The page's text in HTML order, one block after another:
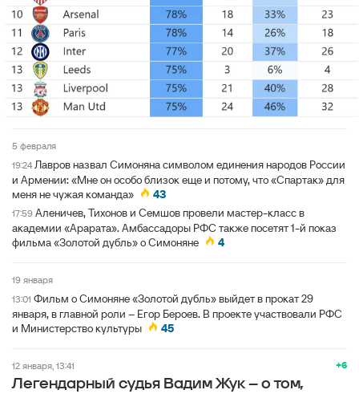
5 февраля
19:24 Лавров назвал Симоняна символом единения народов России
и Армении: «Мне он особо близок еще и потому, что «Спартак» для
меня не чужая команда»
43
17:59 Аленичев, Тихонов и Семшов провели мастер-класс в
академии «Арарата». Амбассадоры РФС также посетят 1-й показ
фильма «Золотой дубль» о Симоняне
4
19 января
13:01 Фильм о Симоняне «Золотой дубль» выйдет в прокат 29
января, в главной роли – Егор Бероев. В проекте участвовали РФС
и Министерство культуры
45
+6
12 января, 13:41
Легендарный судья Вадим Жук – о том,